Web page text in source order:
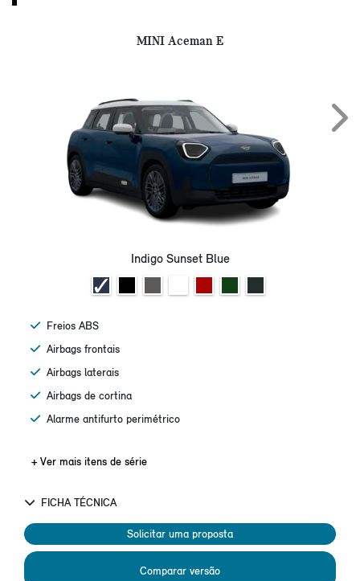
MINI Aceman E
Indigo Sunset Blue
Freios ABS
Airbags frontais
Airbags laterais
Airbags de cortina
Alarme antifurto perimétrico
+ Ver mais itens de série
FICHA TÉCNICA
Solicitar uma proposta
Comparar versão
Next